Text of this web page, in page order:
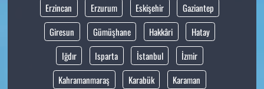
Erzincan
Erzurum Eskişehir
Gaziantep
Giresun
Gümüşhane Hakkâri
Hatay
Iğdır
Isparta İstanbul
İzmir
Kahramanmaraş
Karabük
Karaman